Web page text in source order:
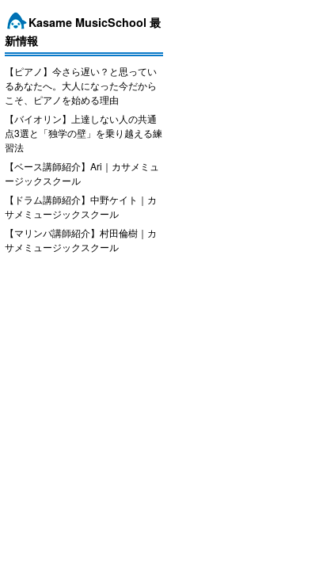
Kasame MusicSchool 最
新情報
【ピアノ】今さら遅い？と思ってい
るあなたへ。大人になった今だから
こそ、ピアノを始める理由
【バイオリン】上達しない人の共通
点3選と「独学の壁」を乗り越える練
習法
【ベース講師紹介】Ari｜カサメミュ
ージックスクール
【ドラム講師紹介】中野ケイト｜カ
サメミュージックスクール
【マリンバ講師紹介】村田倫樹｜カ
サメミュージックスクール